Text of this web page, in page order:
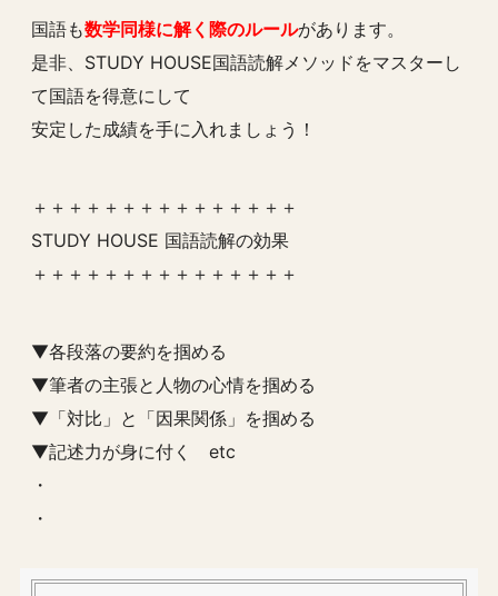
国語も数学同様に解く際のルールがあります。
是非、STUDY HOUSE国語読解メソッドをマスターし
て国語を得意にして
安定した成績を手に入れましょう！
＋＋＋＋＋＋＋＋＋＋＋＋＋＋＋
STUDY HOUSE 国語読解の効果
＋＋＋＋＋＋＋＋＋＋＋＋＋＋＋
▼各段落の要約を掴める
▼筆者の主張と人物の心情を掴める
▼「対比」と「因果関係」を掴める
▼記述力が身に付く etc
・
・